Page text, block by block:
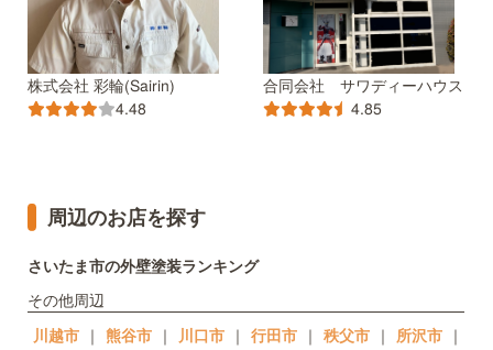
株式会社 彩輪(Sairin)
4.48
合同会社 サワディーハウス
4.85
周辺のお店を探す
さいたま市の外壁塗装ランキング
その他周辺
川越市 ｜ 熊谷市 ｜ 川口市 ｜ 行田市 ｜ 秩父市 ｜ 所沢市 ｜